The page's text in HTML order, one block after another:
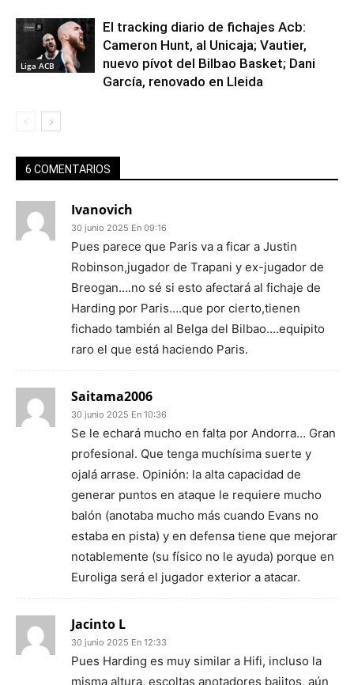
Liga ACB
El tracking diario de fichajes Acb:
Cameron Hunt, al Unicaja; Vautier,
nuevo pívot del Bilbao Basket; Dani
García, renovado en Lleida
6 COMENTARIOS
Ivanovich
30 junio 2025 En 09:16
Pues parece que Paris va a ficar a Justin
Robinson,jugador de Trapani y ex-jugador de
Breogan….no sé si esto afectará al fichaje de
Harding por Paris….que por cierto,tienen
fichado también al Belga del Bilbao….equipito
raro el que está haciendo Paris.
Saitama2006
30 junio 2025 En 10:36
Se le echará mucho en falta por Andorra… Gran
profesional. Que tenga muchísima suerte y
ojalá arrase. Opinión: la alta capacidad de
generar puntos en ataque le requiere mucho
balón (anotaba mucho más cuando Evans no
estaba en pista) y en defensa tiene que mejorar
notablemente (su físico no le ayuda) porque en
Euroliga será el jugador exterior a atacar.
Jacinto L
30 junio 2025 En 12:33
Pues Harding es muy similar a Hifi, incluso la
misma altura, escoltas anotadores bajitos, aún